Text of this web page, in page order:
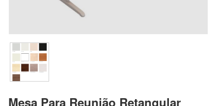
Mesa Para Reunião Retangular